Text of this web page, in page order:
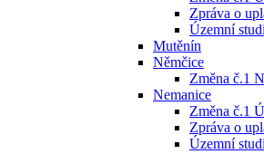
Zpráva o
Územní
Mutěnín
Němčice
Změna č.1
Nemanice
Změna č.1
Zpráva o
Územní